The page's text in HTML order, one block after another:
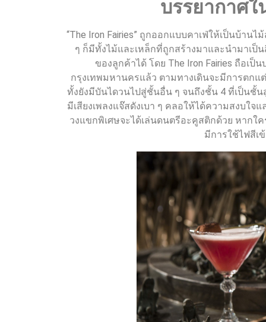
บรรยากาศใ
“The Iron Fairies” ถูกออกแบบคาเฟ่ให้เป็นบ้าน
ๆ ก็มีทั้งไม้และเหล็กที่ถูกสร้างมาและนำมาเป็
ของลูกค้าได้ โดย The Iron Fairies ถือเ
กรุงเทพมหานครแล้ว ตามทางเดินจะมีการตก
ทั้งยังมีบันไดวนไปสู่ชั้นอื่น ๆ จนถึงชั้น 4 ที่เป็นชั้
มีเสียงเพลงแจ๊สดังเบา ๆ คลอให้ได้ความสงบใจ
วงแขกพิเศษจะได้เล่นดนตรีอะคูสติกด้วย หาก
มีการใช้ไฟสีเ